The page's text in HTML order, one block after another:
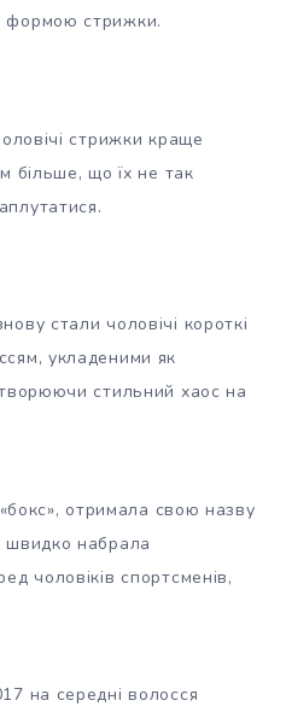
формою стрижки.
стрижки краще
більше, що їх не так
стали чоловічі короткі
укладеними як
стильний хаос на
«бокс», отримала свою назву
швидко набрала
чоловіків спортсменів,
на середні волосся